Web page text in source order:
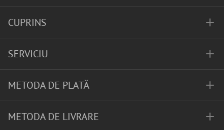
CUPRINS
SERVICIU
METODA DE PLATĂ
METODA DE LIVRARE